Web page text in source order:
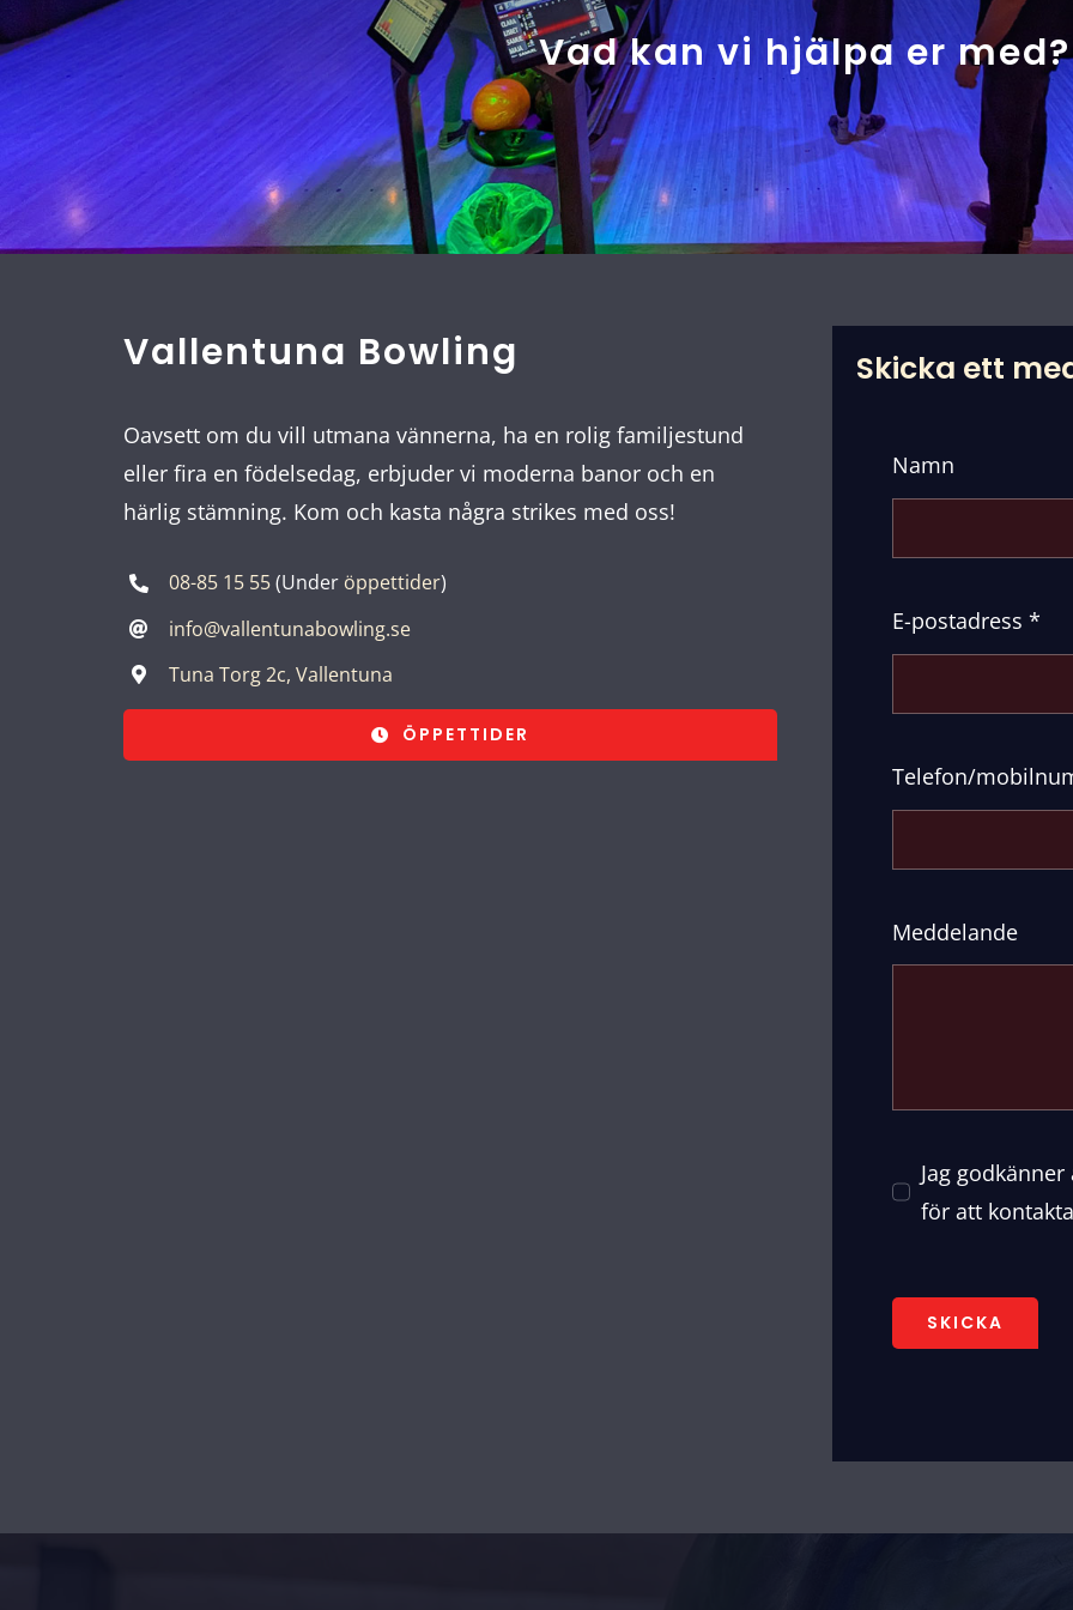
Vad kan vi hjälpa er med?
Vallentuna Bowling
Oavsett om du vill utmana vännerna, ha en rolig familjestund
eller fira en födelsedag, erbjuder vi moderna banor och en
härlig stämning. Kom och kasta några strikes med oss!
08-85 15 55(Under öppettider)
info@vallentunabowling.se
Tuna Torg 2c, Vallentuna
ÖPPETTIDER
Skicka ett
Namn
E-postadress *
Telefon/
Meddelande
Jag
för att
SKICKA